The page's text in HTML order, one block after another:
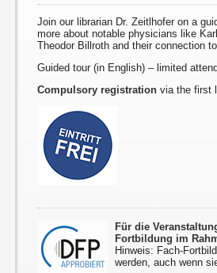
Join our librarian Dr. Zeitlhofer on a
more about notable physicians like
Theodor Billroth and their connection
Guided tour (in English) – limited
Compulsory registration via the first
Für die
Fortbildung im
Hinweis: Fach-
werden, auch wenn